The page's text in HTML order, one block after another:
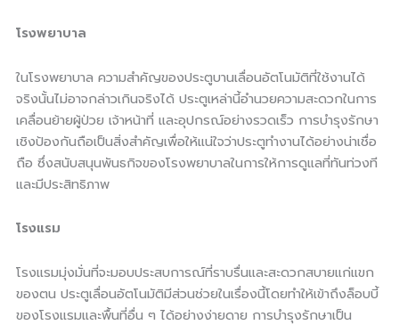
โรงพยาบาล
ในโรงพยาบาล ความสำคัญของประตูบานเลื่อนอัตโนมัติที่ใช้งานได้
จริงนั้นไม่อาจกล่าวเกินจริงได้ ประตูเหล่านี้อำนวยความสะดวกในการ
เคลื่อนย้ายผู้ป่วย เจ้าหน้าที่ และอุปกรณ์อย่างรวดเร็ว การบำรุงรักษา
เชิงป้องกันถือเป็นสิ่งสำคัญเพื่อให้แน่ใจว่าประตูทำงานได้อย่างน่าเชื่อ
ถือ ซึ่งสนับสนุนพันธกิจของโรงพยาบาลในการให้การดูแลที่ทันท่วงที
และมีประสิทธิภาพ
โรงแรม
โรงแรมมุ่งมั่นที่จะมอบประสบการณ์ที่ราบรื่นและสะดวกสบายแก่แขก
ของตน ประตูเลื่อนอัตโนมัติมีส่วนช่วยในเรื่องนี้โดยทำให้เข้าถึงล็อบบี้
ของโรงแรมและพื้นที่อื่น ๆ ได้อย่างง่ายดาย การบำรุงรักษาเป็น